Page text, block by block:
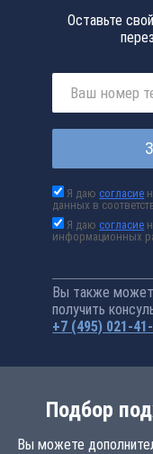
Оставьте
Я даюсогласие
данных в
Я даюсогласие
информационных
Вы также
получить
+7 (495) 021-
Подбор
Вы можете